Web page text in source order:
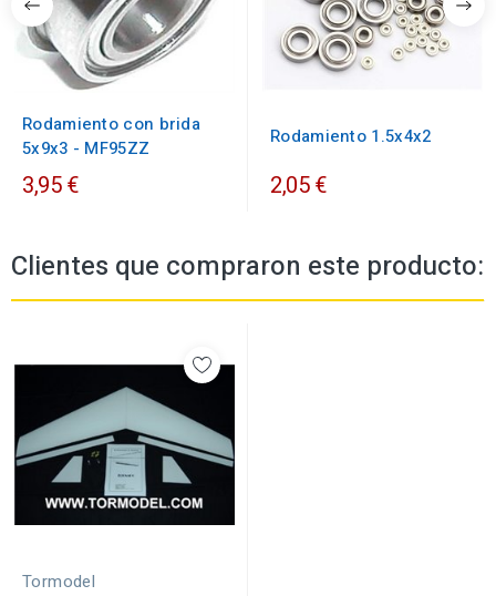
Rodamiento con brida
5x9x3 - MF95ZZ
3,95 €
Rodamiento 1.5x4x2
2,05 €
Clientes que compraron este producto:
Tormodel